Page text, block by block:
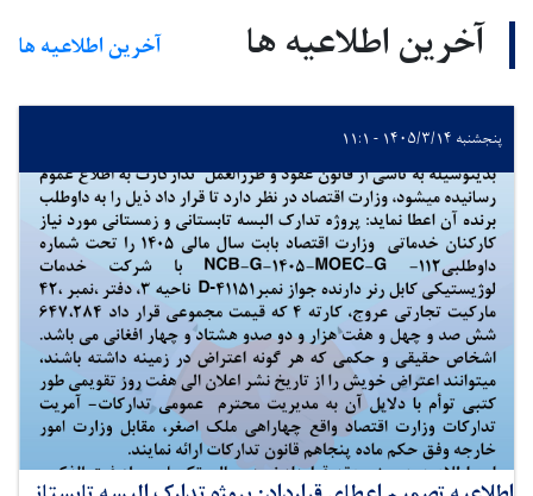
آخرین اطلاعیه ها آخرین اطلاعیه ها
پنجشنبه ۱۴۰۵/۳/۱۴ - ۱۱:۱